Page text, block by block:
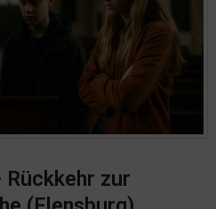
Rückkehr zur